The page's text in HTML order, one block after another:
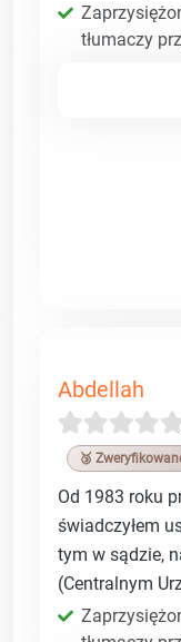
tłumaczy
Abdellah
🥉
Od 1983 roku
świadczyłem
tym w sądzie,
(Centralnym